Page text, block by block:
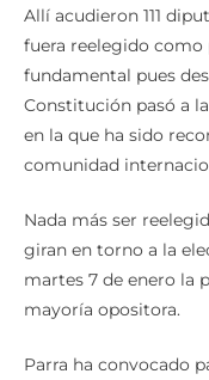
fuera reelegido como
fundamental pues
Constitución pasó a
en la que ha sido
comunidad
giran en torno a la
martes 7 de enero la
mayoría opositora.
parlamentaria, con lo